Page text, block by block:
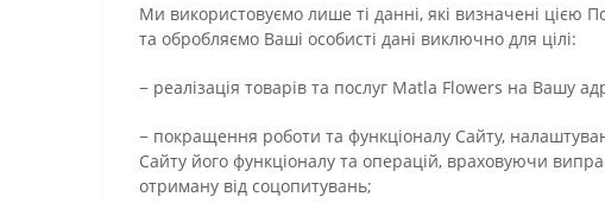
Ми використовуємо лише ті данні, які визначені цією
та обробляємо Ваші особисті дані виключно для цілі:
− реалізація товарів та послуг Matla Flowers на Вашу
− покращення роботи та функціоналу Сайту,
Сайту його функціоналу та операцій, враховуючи
отриману від соцопитувань;